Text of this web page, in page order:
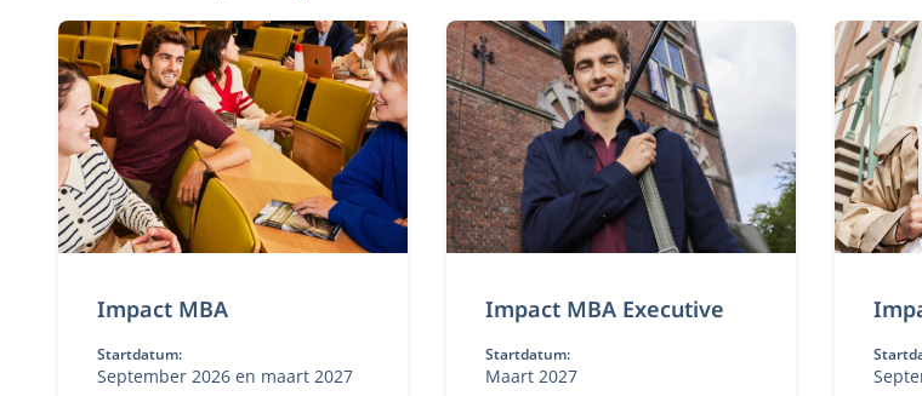
Impact MBA
Startdatum:
September 2026 en maart 2027
Impact MBA Executive
Startdatum:
Maart 2027